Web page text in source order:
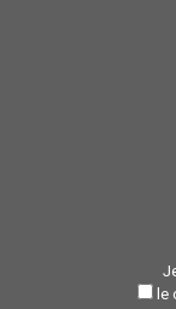
le